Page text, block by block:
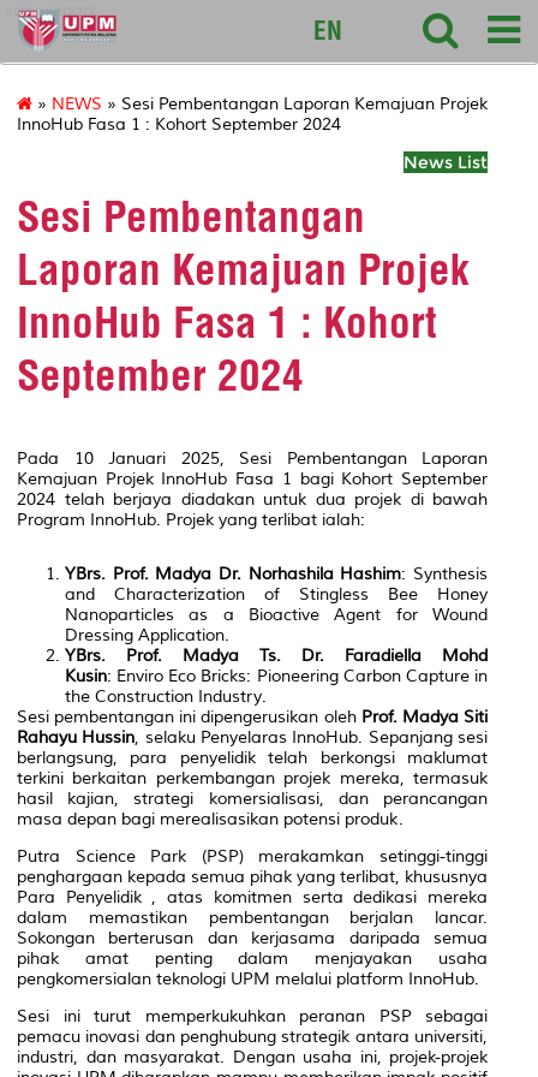
sciencepark
EN
» NEWS » Sesi Pembentangan Laporan Kemajuan Projek
InnoHub Fasa 1 : Kohort September 2024
News List
Sesi Pembentangan
Laporan Kemajuan Projek
InnoHub Fasa 1 : Kohort
September 2024
Pada 10 Januari 2025, Sesi Pembentangan Laporan
Kemajuan Projek InnoHub Fasa 1 bagi Kohort September
2024 telah berjaya diadakan untuk dua projek di bawah
Program InnoHub. Projek yang terlibat ialah:
YBrs. Prof. Madya Dr. Norhashila Hashim: Synthesis
and Characterization of Stingless Bee Honey
Nanoparticles as a Bioactive Agent for Wound
Dressing Application.
YBrs. Prof. Madya Ts. Dr. Faradiella Mohd
Kusin: Enviro Eco Bricks: Pioneering Carbon Capture in
the Construction Industry.
Sesi pembentangan ini dipengerusikan oleh Prof. Madya Siti
Rahayu Hussin, selaku Penyelaras InnoHub. Sepanjang sesi
berlangsung, para penyelidik telah berkongsi maklumat
terkini berkaitan perkembangan projek mereka, termasuk
hasil kajian, strategi komersialisasi, dan perancangan
masa depan bagi merealisasikan potensi produk.
Putra Science Park (PSP) merakamkan setinggi-tinggi
penghargaan kepada semua pihak yang terlibat, khususnya
Para Penyelidik , atas komitmen serta dedikasi mereka
dalam memastikan pembentangan berjalan lancar.
Sokongan berterusan dan kerjasama daripada semua
pihak amat penting dalam menjayakan usaha
pengkomersialan teknologi UPM melalui platform InnoHub.
Sesi ini turut memperkukuhkan peranan PSP sebagai
pemacu inovasi dan penghubung strategik antara universiti,
industri, dan masyarakat. Dengan usaha ini, projek-projek